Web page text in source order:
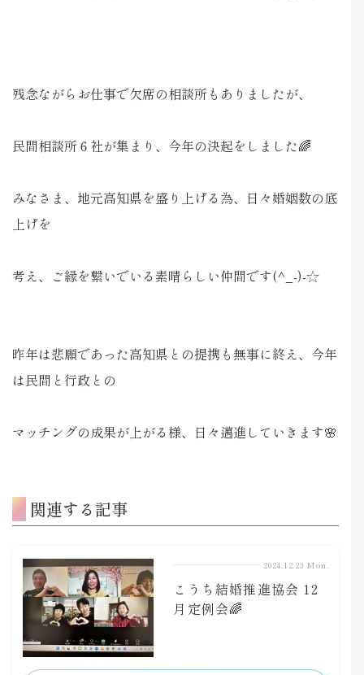
残念ながらお仕事で欠席の相談所もありましたが、
民間相談所６社が集まり、今年の決起をしました🌈
みなさま、地元高知県を盛り上げる為、日々婚姻数の底
上げを
考え、ご縁を繋いでいる素晴らしい仲間です(^_-)-☆
昨年は悲願であった高知県との提携も無事に終え、今年
は民間と行政との
マッチングの成果が上がる様、日々邁進していきます🌸
関連する記事
2024.12.23 Mon.
こうち結婚推進協会 12
月定例会🌈